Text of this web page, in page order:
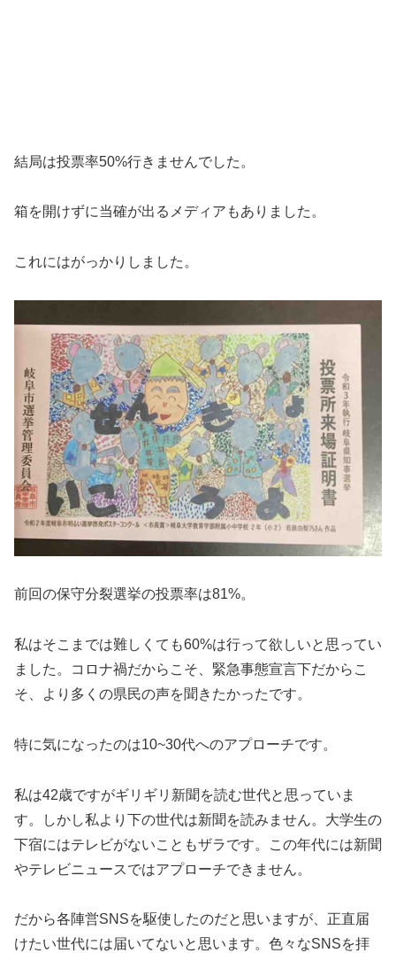
結局は投票率50%行きませんでした。
箱を開けずに当確が出るメディアもありました。
これにはがっかりしました。
前回の保守分裂選挙の投票率は81%。
私はそこまでは難しくても60%は行って欲しいと思ってい
ました。コロナ禍だからこそ、緊急事態宣言下だからこ
そ、より多くの県民の声を聞きたかったです。
特に気になったのは10~30代へのアプローチです。
私は42歳ですがギリギリ新聞を読む世代と思っていま
す。しかし私より下の世代は新聞を読みません。大学生の
下宿にはテレビがないこともザラです。この年代には新聞
やテレビニュースではアプローチできません。
だから各陣営SNSを駆使したのだと思いますが、正直届
けたい世代には届いてないと思います。色々なSNSを拝